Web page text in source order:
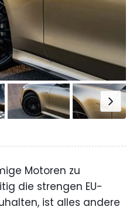
Motoren zu
die strengen EU-
ist alles andere